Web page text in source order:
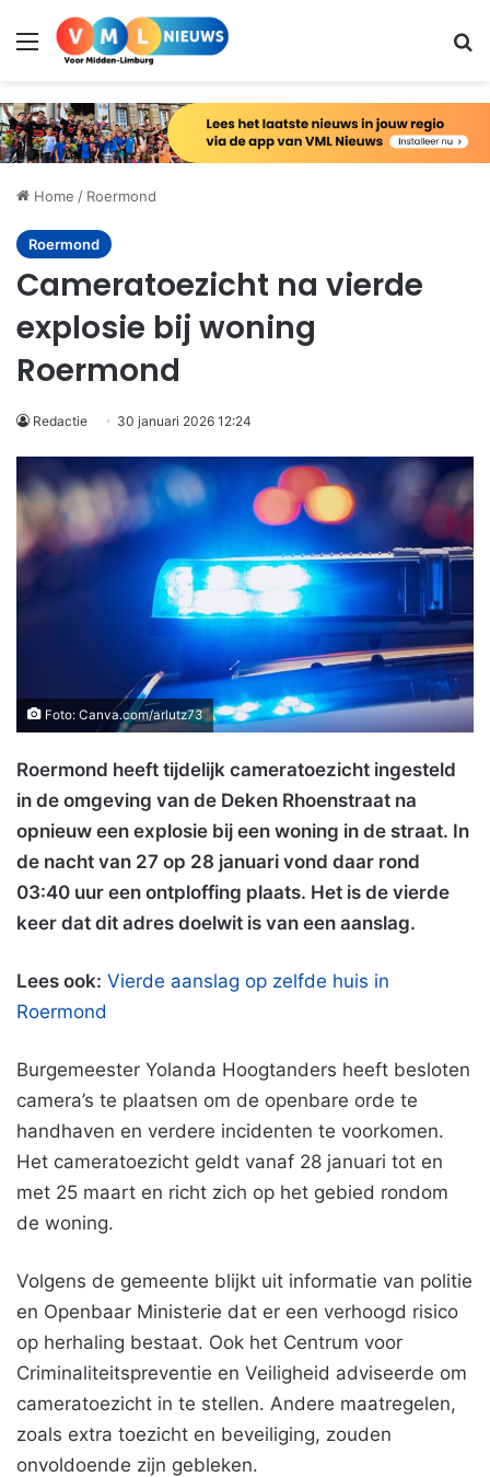
Menu
Home / Roermond
Roermond
Cameratoezicht na vierde
explosie bij woning
Roermond
Redactie 30 januari 2026 12:24
Foto: Canva.com/arlutz73
Roermond heeft tijdelijk cameratoezicht ingesteld
in de omgeving van de Deken Rhoenstraat na
opnieuw een explosie bij een woning in de straat. In
de nacht van 27 op 28 januari vond daar rond
03:40 uur een ontploffing plaats. Het is de vierde
keer dat dit adres doelwit is van een aanslag.
Lees ook: Vierde aanslag op zelfde huis in
Roermond
Burgemeester Yolanda Hoogtanders heeft besloten
camera’s te plaatsen om de openbare orde te
handhaven en verdere incidenten te voorkomen.
Het cameratoezicht geldt vanaf 28 januari tot en
met 25 maart en richt zich op het gebied rondom
de woning.
Volgens de gemeente blijkt uit informatie van politie
en Openbaar Ministerie dat er een verhoogd risico
op herhaling bestaat. Ook het Centrum voor
Criminaliteitspreventie en Veiligheid adviseerde om
cameratoezicht in te stellen. Andere maatregelen,
zoals extra toezicht en beveiliging, zouden
onvoldoende zijn gebleken.